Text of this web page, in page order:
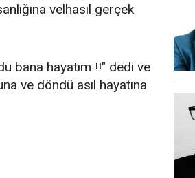
velhasıl gerçek
bana hayatım !!" dedi ve
ve döndü asıl hayatına